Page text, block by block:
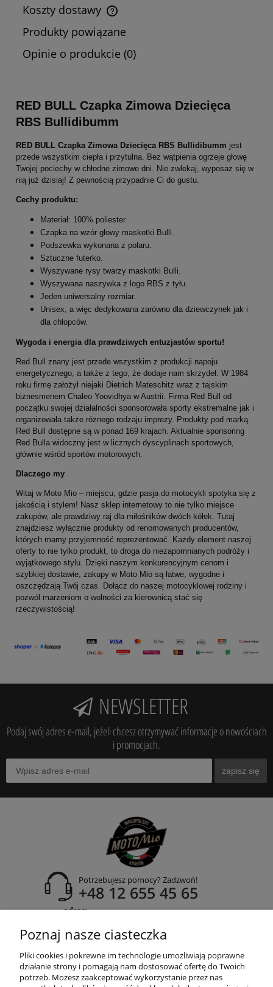
Koszty dostawy
Cena nie zawiera ewentualnych kosztów płatności
Produkty powiązane
Opinie o produkcie (0)
RED BULL Czapka Zimowa Dziecięca
RBS Bullidibumm
RED BULL Czapka Zimowa Dziecięca RBS Bullidibumm jest
przede wszystkim ciepła i przytulna. Bez wątpienia ogrzeje głowę
Twojej pociechy w chłodne zimowe dni. Nie zwlekaj, wyposaż się w
nią już dzisiaj! Z pewnością przypadnie Ci do gustu.
Cechy produktu:
Materiał: 100% poliester.
Czapka na wzór głowy maskotki Bulli.
Podszewka wykonana z polaru.
Sztuczne futerko.
Wyszywane rysy twarzy maskotki Bulli.
Wyszywana naszywka z logo RBS z tyłu.
Jeden uniwersalny rozmiar.
Unisex, a więc dedykowana zarówno dla dziewczynek jak i
dla chłopców.
Wygoda i energia dla prawdziwych entuzjastów sportu!
Red Bull znany jest przede wszystkim z produkcji napoju
energetycznego, a także z tego, że dodaje nam skrzydeł. W 1984
roku firmę założył niejaki Dietrich Mateschitz wraz z tajskim
biznesmenem Chaleo Yoovidhya w Austrii. Firma Red Bull od
początku swojej działalności sponsorowała sporty ekstremalne jak i
organizowała także różnego rodzaju imprezy. Produkty pod marką
Red Bull dostępne są w ponad 169 krajach. Aktualnie sponsoring
Red Bulla widoczny jest w licznych dyscyplinach sportowych,
głównie wśród sportów motorowych.
Dlaczego my
Witaj w Moto Mio – miejscu, gdzie pasja do motocykli spotyka się z
jakością i stylem! Nasz sklep internetowy to nie tylko miejsce
zakupów, ale prawdziwy raj dla miłośników dwóch kółek. Tutaj
znajdziesz wyłącznie produkty od renomowanych producentów,
których mamy przyjemność reprezentować. Każdy element naszej
oferty to nie tylko produkt, to droga do niezapomnianych podróży i
wyjątkowego stylu. Dzięki naszym konkurencyjnym cenom i
szybkiej dostawie, zakupy w Moto Mio są łatwe, wygodne i
oszczędzają Twój czas. Dołącz do naszej motocyklowej rodziny i
pozwól marzeniom o wolności za kierownicą stać się
rzeczywistością!
NEWSLETTER
Podaj swój adres e-mail, jeżeli chcesz otrzymywać informacje o nowościach
i promocjach.
zapisz się
Potrzebujesz pomocy? Zadzwoń!
+48 12 655 45 65
adres:
30-435 Kraków
Poznaj nasze ciasteczka
Pliki cookies i pokrewne im technologie umożliwiają poprawne
działanie strony i pomagają nam dostosować ofertę do Twoich
potrzeb. Możesz zaakceptować wykorzystanie przez nas